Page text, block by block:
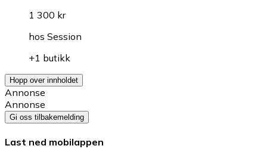
1 300 kr
hos Session
+1 butikk
Hopp over innholdet
Annonse
Annonse
Gi oss tilbakemelding
Last ned mobilappen